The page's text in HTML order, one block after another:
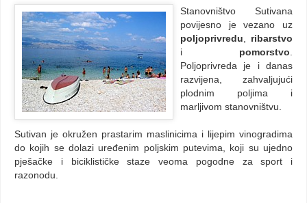
Stanovništvo Sutivana
povijesno je vezano uz
poljoprivredu
ribarstvo
i pomorstvo
Poljoprivreda je i danas
razvijena, zahvaljujući
plodnim poljima i
marljivom stanovništvu.
Sutivan je okružen prastarim maslinicima i lijepim vinogradima
do kojih se dolazi uređenim poljskim putevima, koji su ujedno
pješačke i biciklističke staze veoma pogodne za sport i
razonodu.